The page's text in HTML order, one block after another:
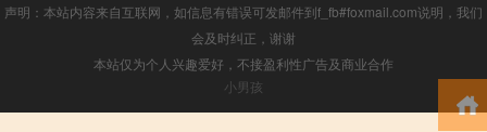
声明：本站内容来自互联网，如信息有错误可发邮件到f_fb#foxmail.com说明，我们
会及时纠正，谢谢
本站仅为个人兴趣爱好，不接盈利性广告及商业合作
小男孩